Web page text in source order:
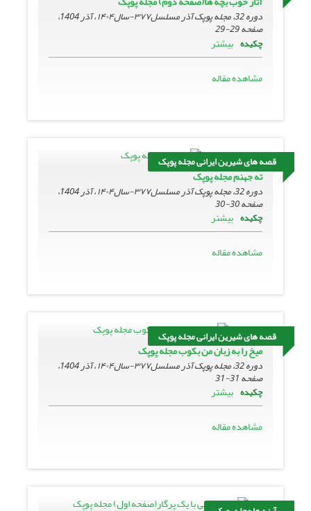
دوره 32، مجله پوپک آذر مسلسل۳۷۷-سال۱۴۰۴ ، آذر 1404،
صفحه29-29
چکیده بیشتر
مشاهده مقاله
قصه های شیرین ایرانی مجله پوپک
ته جهنم مجله پوپک
دوره 32، مجله پوپک آذر مسلسل۳۷۷-سال۱۴۰۴ ، آذر 1404،
صفحه30-30
چکیده بیشتر
مشاهده مقاله
قصه های شیرین ایرانی مجله پوپک
میخ را به زبان من بکوب مجله پوپک
دوره 32، مجله پوپک آذر مسلسل۳۷۷-سال۱۴۰۴ ، آذر 1404،
صفحه31-31
چکیده بیشتر
مشاهده مقاله